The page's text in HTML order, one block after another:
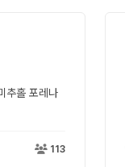
추홀 포레나
113